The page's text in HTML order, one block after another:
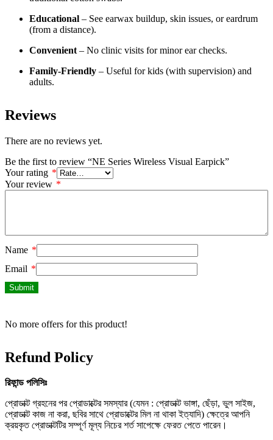
Educational – See earwax buildup, skin issues, or eardrum
(from a distance).
Convenient – No clinic visits for minor ear checks.
Family-Friendly – Useful for kids (with supervision) and
adults.
Reviews
There are no reviews yet.
Be the first to review “NE Series Wireless Visual Earpick”
Your rating *
Your review *
Name *
Email *
No more offers for this product!
Refund Policy
রিফান্ড পলিসিঃ
প্রোডাক্ট গ্রহনের পর প্রোডাক্টের সমস্যার (যেমন : প্রোডাক্ট ভাঙ্গা, ছেঁড়া, ভুল সাইজ,
প্রোডাক্ট কাজ না করা, ছবির সাথে প্রোডাক্টের মিল না থাকা ইত্যাদি) ক্ষেত্রে আপনি
ক্রয়কৃত প্রোডাক্টটির সম্পূর্ণ মূল্য নিচের শর্ত সাপেক্ষে ফেরত পেতে পারেন।